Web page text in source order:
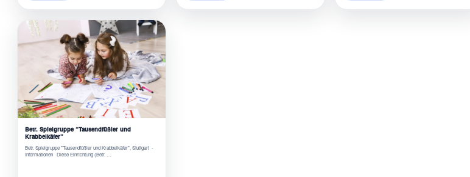
Betr. Spielgruppe “Tausendfüßler und
Krabbelkäfer”
Betr. Spielgruppe "Tausendfüßler und Krabbelkäfer", Stuttgart -
Informationen Diese Einrichtung (Betr. …